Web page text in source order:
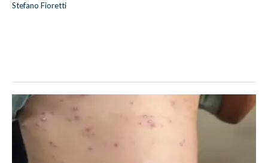
Stefano Fioretti